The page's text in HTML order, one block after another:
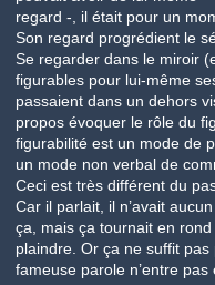
regard -, il était pour un
Son regard progrédient le
Se regarder dans le miroir
figurables pour lui-même
passaient dans un dehors
propos évoquer le rôle du
figurabilité est un mode de
un mode non verbal de
Ceci est très différent du
Car il parlait, il n’avait
ça, mais ça tournait en
plaindre. Or ça ne suffit pas
fameuse parole n’entre